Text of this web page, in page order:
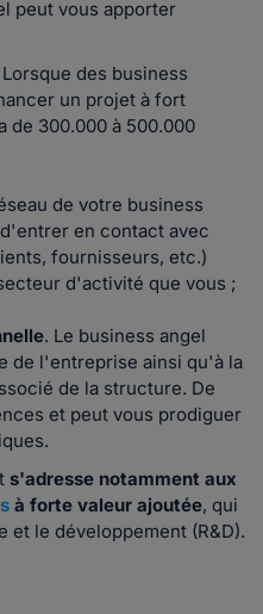
peut vous apporter
Lorsque des business
un projet à fort
de 300.000 à 500.000
de votre business
en contact avec
fournisseurs, etc.)
d'activité que vous ;
. Le business angel
de l'entreprise ainsi qu'à la
de la structure. De
et peut vous prodiguer
s'adresse notamment aux
à forte valeur ajoutée, qui
et le développement (R&D).